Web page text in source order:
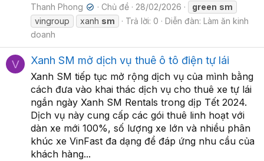
Thanh Phong ✔ Chủ đề 28/02/2026 green sm
vingroup
xanh sm Trả lời: 0 Diễn đàn: Làm ăn kinh
doanh
V Xanh SM mở dịch vụ thuê ô tô điện tự lái
Xanh SM tiếp tục mở rộng dịch vụ của mình bằng
cách đưa vào khai thác dịch vụ cho thuê xe tự lái
ngắn ngày Xanh SM Rentals trong dịp Tết 2024.
Dịch vụ này cung cấp các gói thuê linh hoạt với
dàn xe mới 100%, số lượng xe lớn và nhiều phân
khúc xe VinFast đa dạng để đáp ứng nhu cầu của
khách hàng...